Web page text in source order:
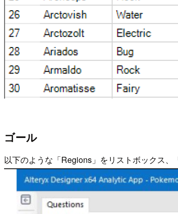
ゴール
以下のような「Regions」をリストボックス